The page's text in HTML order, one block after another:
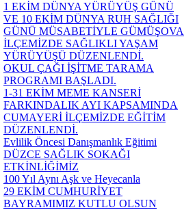
1 EKİM DÜNYA YÜRÜYÜŞ GÜNÜ
VE 10 EKİM DÜNYA RUH SAĞLIĞI
GÜNÜ MÜSABETİYLE GÜMÜŞOVA
İLÇEMİZDE SAĞLIKLI YAŞAM
YÜRÜYÜŞÜ DÜZENLENDİ.
OKUL ÇAĞI İŞİTME TARAMA
PROGRAMI BAŞLADI.
1-31 EKİM MEME KANSERİ
FARKINDALIK AYI KAPSAMINDA
CUMAYERİ İLÇEMİZDE EĞİTİM
DÜZENLENDİ.
Evlilik Öncesi Danışmanlık Eğitimi
DÜZCE SAĞLIK SOKAĞI
ETKİNLİĞİMİZ
100 Yıl Aynı Aşk ve Heyecanla
29 EKİM CUMHURİYET
BAYRAMIMIZ KUTLU OLSUN